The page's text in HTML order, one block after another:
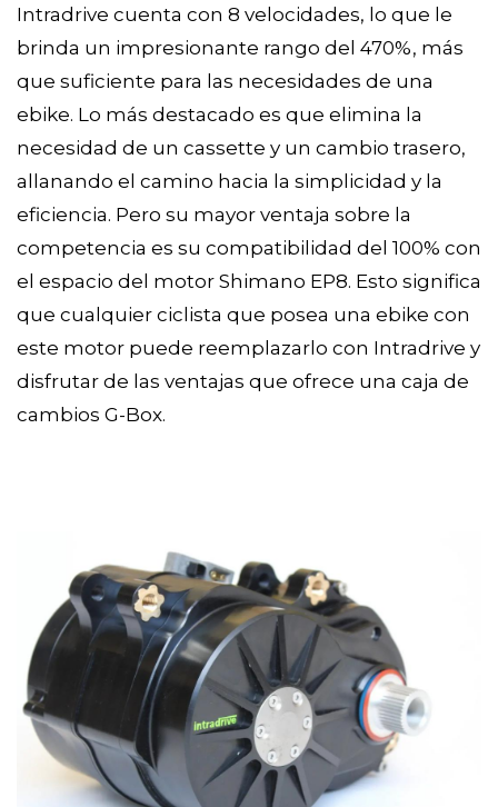
Intradrive cuenta con 8 velocidades, lo que le
brinda un impresionante rango del 470%, más
que suficiente para las necesidades de una
ebike. Lo más destacado es que elimina la
necesidad de un cassette y un cambio trasero,
allanando el camino hacia la simplicidad y la
eficiencia. Pero su mayor ventaja sobre la
competencia es su compatibilidad del 100% con
el espacio del motor Shimano EP8. Esto significa
que cualquier ciclista que posea una ebike con
este motor puede reemplazarlo con Intradrive y
disfrutar de las ventajas que ofrece una caja de
cambios G-Box.